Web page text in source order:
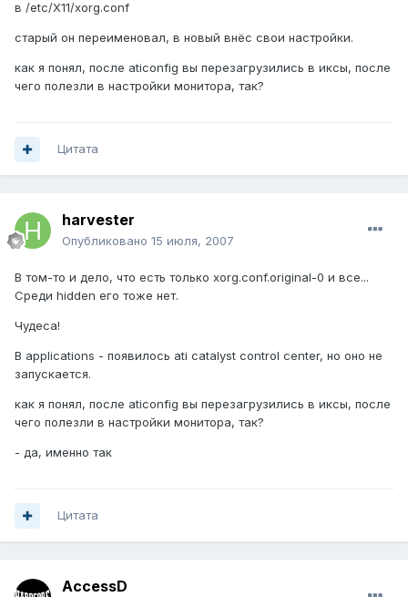
в /etc/X11/xorg.conf
старый он переименовал, в новый внёс свои настройки.
как я понял, после aticonfig вы перезагрузились в иксы, после
чего полезли в настройки монитора, так?
Цитата
harvester
Опубликовано 15 июля, 2007
В том-то и дело, что есть только xorg.conf.original-0 и все...
Среди hidden его тоже нет.
Чудеса!
В applications - появилось ati catalyst control center, но оно не
запускается.
как я понял, после aticonfig вы перезагрузились в иксы, после
чего полезли в настройки монитора, так?
- да, именно так
Цитата
AccessD